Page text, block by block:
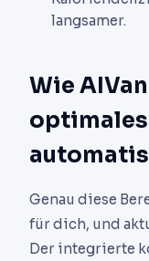
langsamer.
Wie
Genau diese
für dich, und
Der integrierte